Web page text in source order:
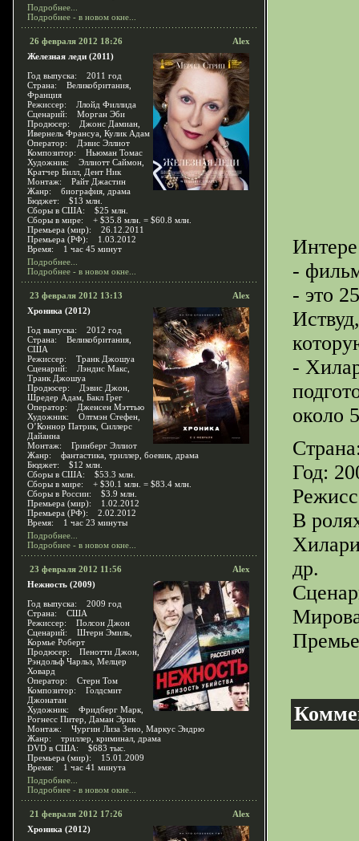
Подробнее...
Подробнее - в новом окне...
26 февраля 2012 18:26
Alex
Железная леди (2011)
Год выпуска: 2011 год
Страна: Великобритания,
Франция
Режиссер: Ллойд Филлида
Сценарий: Морган Эби
Продюсер: Джонс Дамиан,
Ивернель Франсуа, Кулик Адам
Оператор: Дэвис Эллиот
Композитор: Ньюман Томас
Художник: Эллиотт Саймон,
Кратчер Билл, Дент Ник
Монтаж: Райт Джастин
Жанр: биография, драма
Бюджет: $13 млн.
Сборы в США: $25 млн.
Сборы в мире: + $35.8 млн. = $60.8 млн.
Премьера (мир): 26.12.2011
Премьера (РФ): 1.03.2012
Время: 1 час 45 минут
Подробнее...
Подробнее - в новом окне...
23 февраля 2012 13:13
Alex
Хроника (2012)
Год выпуска: 2012 год
Страна: Великобритания,
США
Режиссер: Транк Джошуа
Сценарий: Лэндис Макс,
Транк Джошуа
Продюсер: Дэвис Джон,
Шредер Адам, Бакл Грег
Оператор: Дженсен Мэттью
Художник: Олтмэн Стефен,
О’Коннор Патрик, Силлерс
Дайанна
Монтаж: Гринберг Эллиот
Жанр: фантастика, триллер, боевик, драма
Бюджет: $12 млн.
Сборы в США: $53.3 млн.
Сборы в мире: + $30.1 млн. = $83.4 млн.
Сборы в России: $3.9 млн.
Премьера (мир): 1.02.2012
Премьера (РФ): 2.02.2012
Время: 1 час 23 минуты
Подробнее...
Подробнее - в новом окне...
23 февраля 2012 11:56
Alex
Нежность (2009)
Год выпуска: 2009 год
Страна: США
Режиссер: Полсон Джон
Сценарий: Штерн Эмиль,
Кормье Роберт
Продюсер: Пенотти Джон,
Рэндольф Чарльз, Мелцер
Ховард
Оператор: Стерн Том
Композитор: Голдсмит
Джонатан
Художник: Фридберг Марк,
Рогнесс Питер, Даман Эрик
Монтаж: Чургин Лиза Зено, Маркус Эндрю
Жанр: триллер, криминал, драма
DVD в США: $683 тыс.
Премьера (мир): 15.01.2009
Время: 1 час 41 минута
Подробнее...
Подробнее - в новом окне...
21 февраля 2012 17:26
Alex
Хроника (2012)
-
- это
-
около
Год:
В
др.